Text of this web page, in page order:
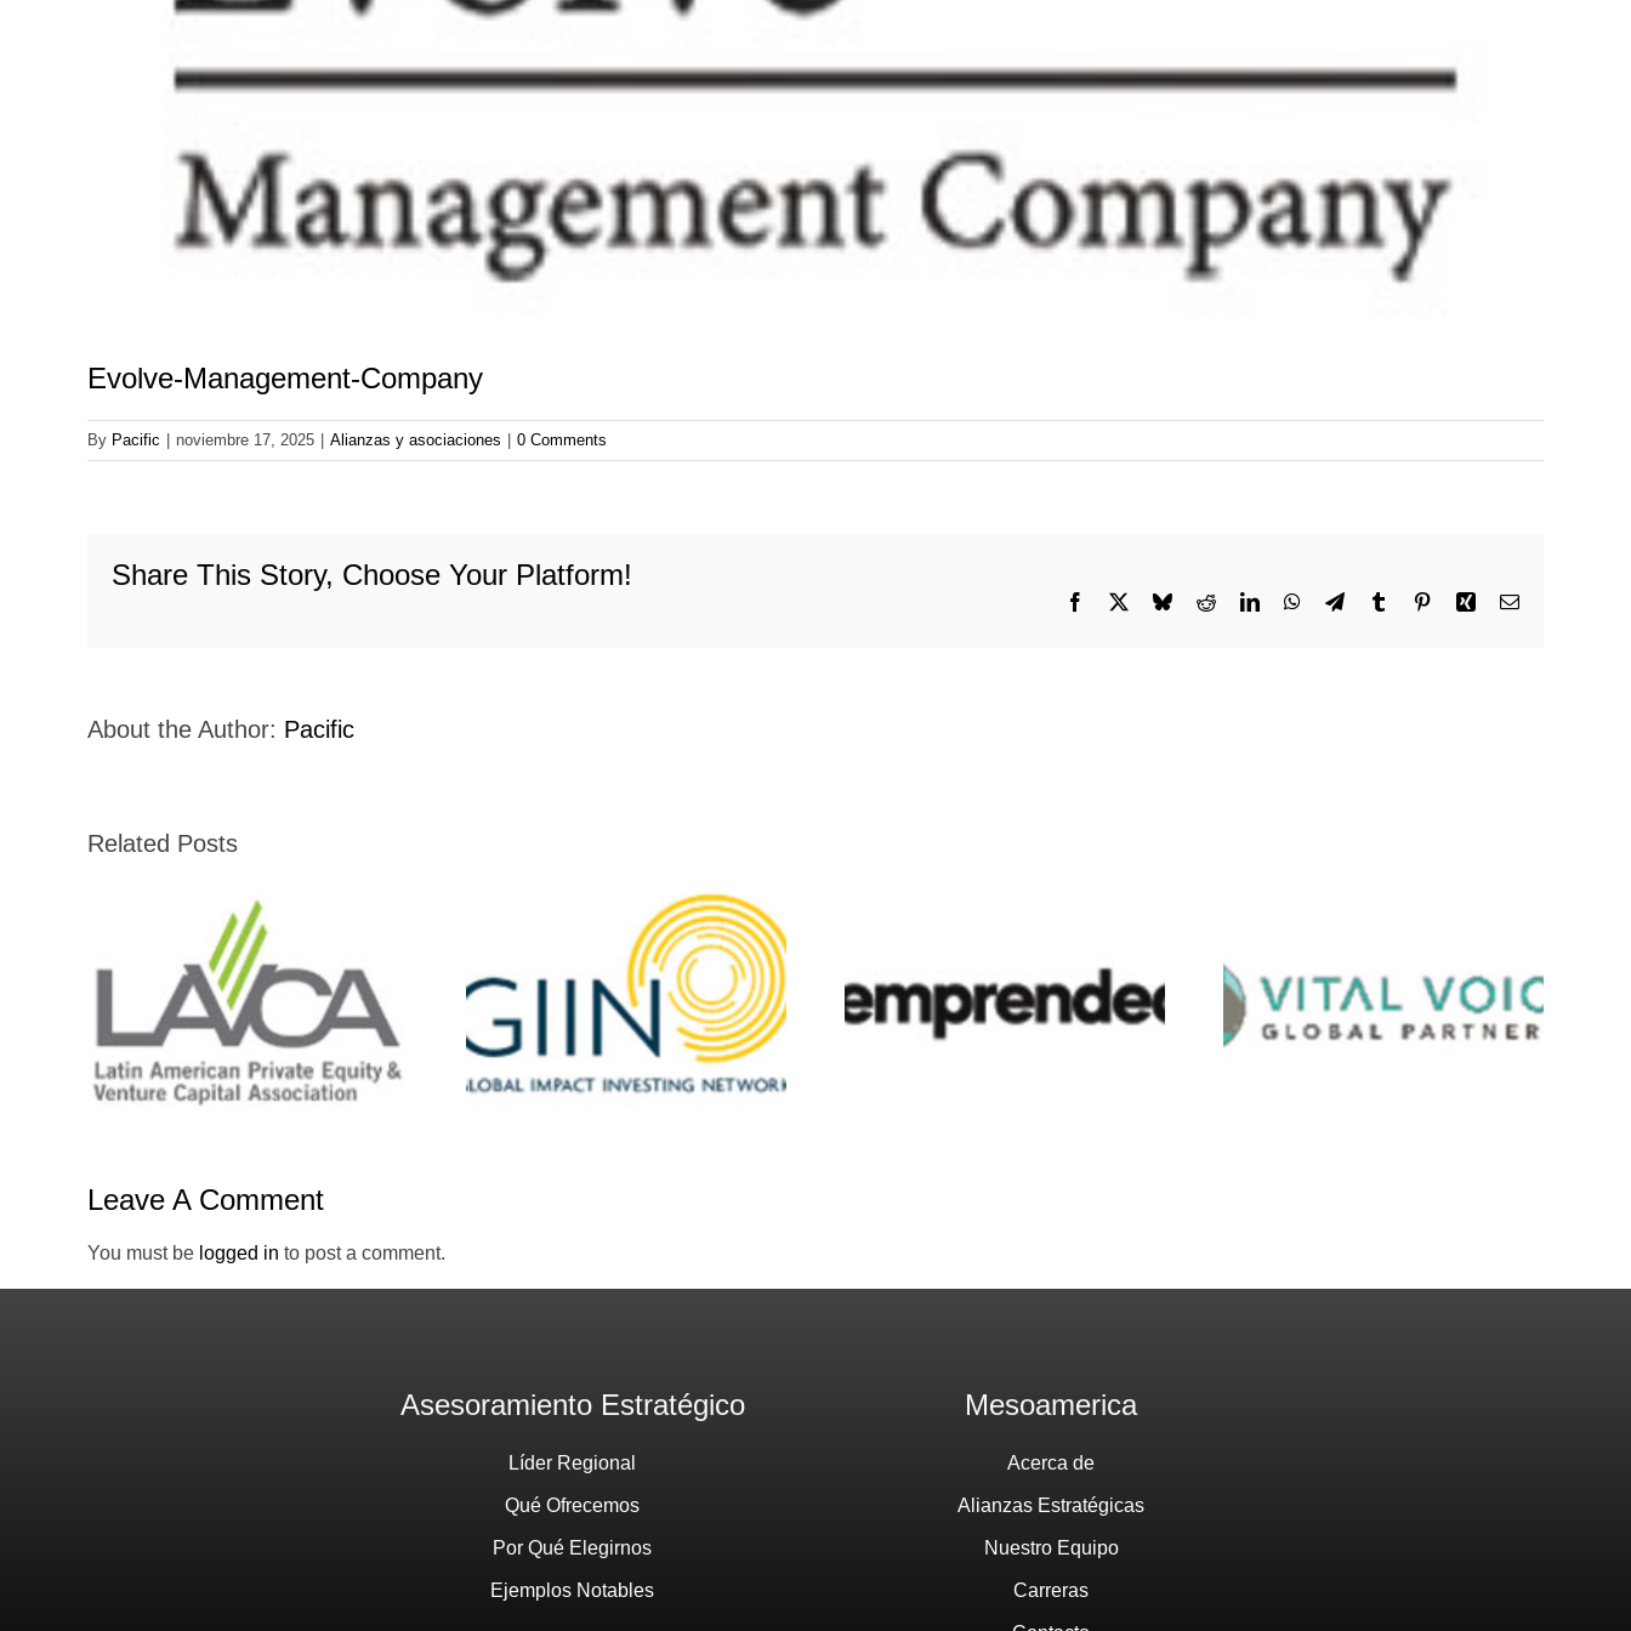
Evolve-Management-Company
By Pacific noviembre 17, 2025 Alianzas y asociaciones 0 Comments
Share This Story, Choose Your Platform!
Facebook BlueskyRedditLinkedInWhatsApp
TelegramTumblr PinterestXing Email
About the Author: Pacific
Related Posts
GIIN Yo-Emprendedor Vital-Voices LACA
Leave A Comment
You must be logged in to post a comment.
Asesoramiento Estratégico
Líder Regional
Qué Ofrecemos
Por Qué Elegirnos
Ejemplos Notables
Mesoamerica
Acerca de
Alianzas Estratégicas
Nuestro Equipo
Carreras